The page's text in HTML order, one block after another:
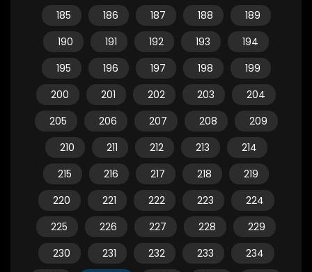
185
186 187 188
189
190
191 192 193
194
195
196 197 198
199
200
201 202 203
204
205
206 207 208
209
210
211 212 213
214
215
216 217 218
219
220
221 222 223
224
225
226 227 228
229
230
231 232 233
234